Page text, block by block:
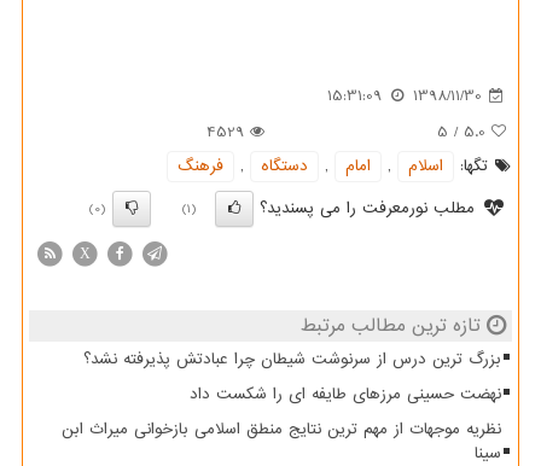
1398/11/30
15:31:09
5.0
/
5
4529
تگها:
اسلام , امام , دستگاه ,
فرهنگ
مطلب نورمعرفت را می پسندید؟
(1)
(0)
X
تازه ترین مطالب مرتبط
بزرگ ترین درس از سرنوشت شیطان چرا عبادتش پذیرفته نشد؟
نهضت حسینی مرزهای طایفه ای را شکست داد
نظریه موجهات از مهم ترین نتایج منطق اسلامی بازخوانی میراث ابن
سینا